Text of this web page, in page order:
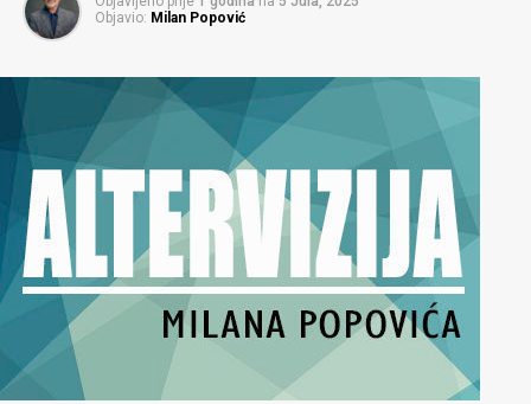
Objavio: Milan Popović